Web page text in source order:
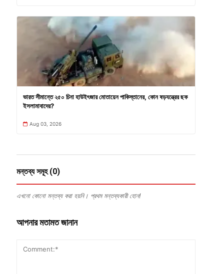
ভারত সীমান্তে ২৫০ চিনা হাউইৎজার মোতায়েন পাকিস্তানের, কোন ষড়যন্ত্রের ছক
ইসলামাবাদের?
Aug 03, 2026
মন্তব্য সমূহ (0)
এখনো কোনো মন্তব্য করা হয়নি। প্রথম মন্তব্যকারী হোন!
আপনার মতামত জানান